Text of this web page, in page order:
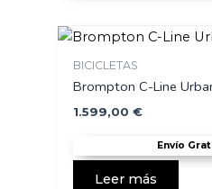
BICICLETAS
Brompton C-Line
1.599,00€
Envío
Leer más